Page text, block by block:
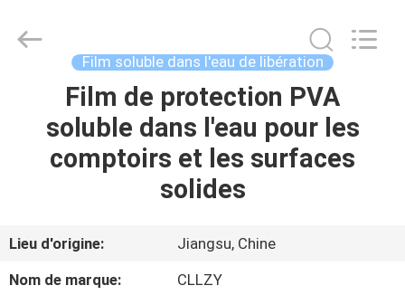
MAISON
À
Greencradleland
Macromolecule
Film soluble dans l'eau de libération
Film de protection PVA
soluble dans l'eau pour les
comptoirs et les surfaces
solides
Lieu d'origine:
Jiangsu, Chine
Nom de marque:
CLLZY